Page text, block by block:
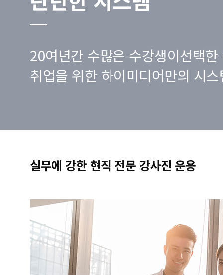
20여년간 수많은 수강생이선택한
취업을 위한 하이미디어만의 시
실무에 강한 현직 전문 강사진 운용